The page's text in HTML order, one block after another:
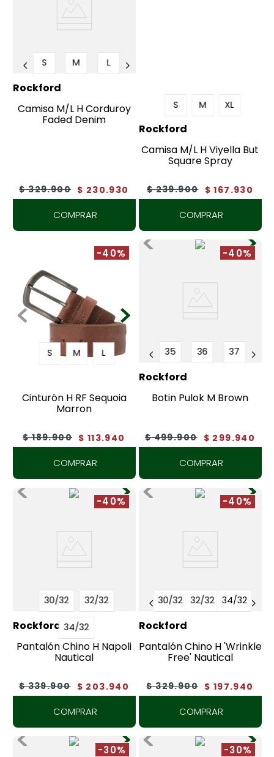
S M L
Rockford
Camisa M/L H Corduroy
Faded Denim
$ 329.900 $ 230.930
COMPRAR
S M XL
Rockford
Camisa M/L H Viyella But
Square Spray
$ 239.900 $ 167 .930
COMPRAR
-40%
S M L
Cinturón H RF Sequoia
Marron
$ 189.900 $ 113.940
COMPRAR
-40%
35 36 37
Rockford
Botin Pulok M Brown
$ 499.900 $ 299.940
COMPRAR
-40%
30/32 32/32
34/32
Rockford
Pantalón Chino H Napoli
Nautical
$ 339.900 $ 203.940
COMPRAR
-40%
30/32 32/32 34/32
Rockford
Pantalón Chino H 'Wrinkle
Free' Nautical
$ 329.900 $ 197.940
COMPRAR
-30% -30%